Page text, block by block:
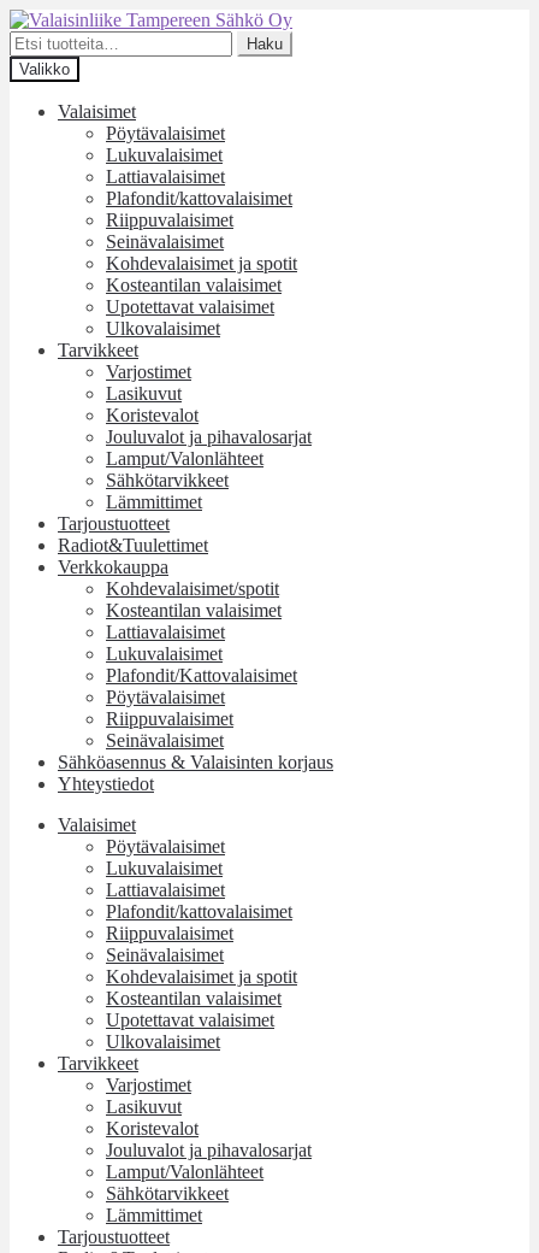
Siirry
navigointiin
Siirry
sisältöön
Etsi:
Haku
Valikko
Valaisimet
Pöytävalaisimet
Lukuvalaisimet
Lattiavalaisimet
Plafondit/kattovalaisimet
Riippuvalaisimet
Seinävalaisimet
Kohdevalaisimet ja spotit
Kosteantilan valaisimet
Upotettavat valaisimet
Ulkovalaisimet
Tarvikkeet
Varjostimet
Lasikuvut
Koristevalot
Jouluvalot ja pihavalosarjat
Lamput/Valonlähteet
Sähkötarvikkeet
Lämmittimet
Tarjoustuotteet
Radiot&Tuulettimet
Verkkokauppa
Kohdevalaisimet/spotit
Kosteantilan valaisimet
Lattiavalaisimet
Lukuvalaisimet
Plafondit/Kattovalaisimet
Pöytävalaisimet
Riippuvalaisimet
Seinävalaisimet
Sähköasennus & Valaisinten korjaus
Yhteystiedot
Valaisimet
Pöytävalaisimet
Lukuvalaisimet
Lattiavalaisimet
Plafondit/kattovalaisimet
Riippuvalaisimet
Seinävalaisimet
Kohdevalaisimet ja spotit
Kosteantilan valaisimet
Upotettavat valaisimet
Ulkovalaisimet
Tarvikkeet
Varjostimet
Lasikuvut
Koristevalot
Jouluvalot ja pihavalosarjat
Lamput/Valonlähteet
Sähkötarvikkeet
Lämmittimet
Tarjoustuotteet